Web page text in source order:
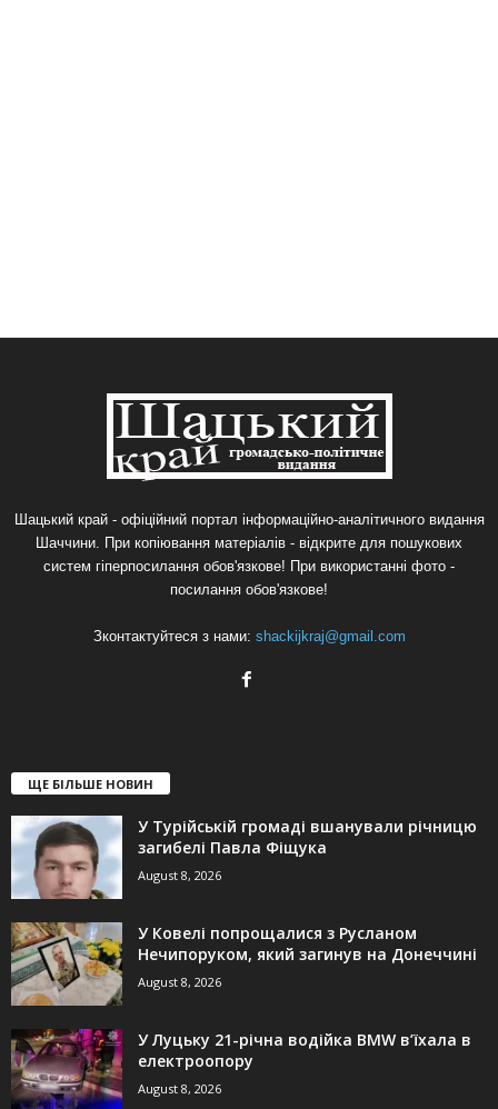
Шацький край - офіційний портал інформаційно-аналітичного видання
Шаччини. При копіювання матеріалів - відкрите для пошукових
систем гіперпосилання обов'язкове! При використанні фото -
посилання обов'язкове!
Зконтактуйтеся з нами: shackijkraj@gmail.com
ЩЕ БІЛЬШЕ НОВИН
У Турійській громаді вшанували річницю
загибелі Павла Фіщука
August 8, 2026
У Ковелі попрощалися з Русланом
Нечипоруком, який загинув на Донеччині
August 8, 2026
У Луцьку 21-річна водійка BMW в’їхала в
електроопору
August 8, 2026